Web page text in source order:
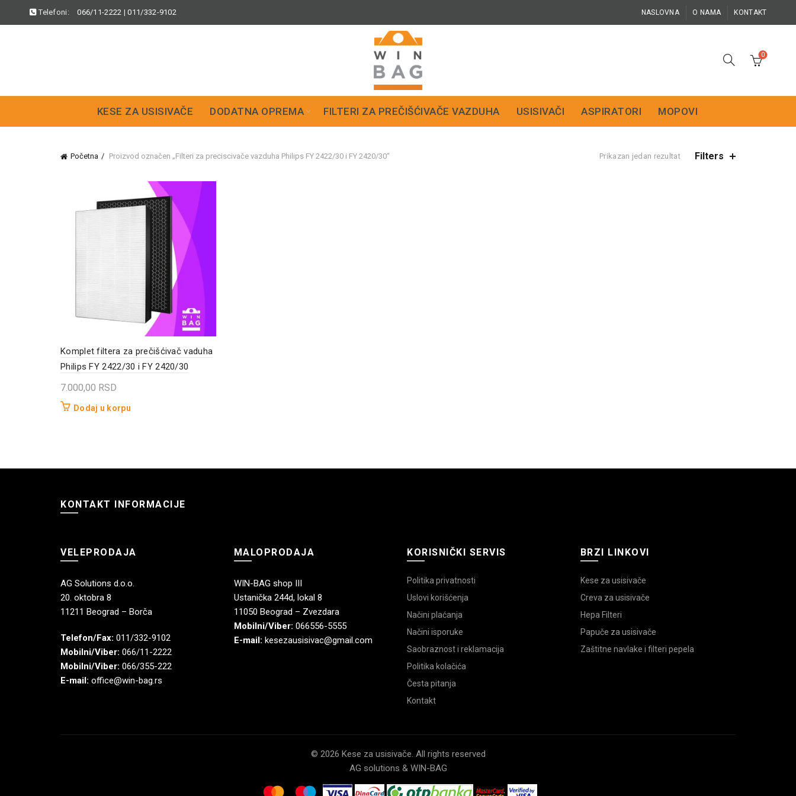
Telefoni: 066/11-2222 |011/332-9102 NASLOVNA O NAMA KONTAKT
0
KESE ZA USISIVAČE DODATNA OPREMA FILTERI ZA PREČIŠĆIVAČE VAZDUHA USISIVAČI ASPIRATORI MOPOVI
Početna Proizvod označen „Filteri za preciscivače vazduha Philips FY 2422/30 i FY 2420/30“ Prikazan jedan rezultat Filters
Komplet filtera za prečišćivač vaduha
Philips FY 2422/30 i FY 2420/30
7.000,00 RSD
Dodaj u korpu
KONTAKT INFORMACIJE
VELEPRODAJA
AG Solutions d.o.o.
20. oktobra 8
11211 Beograd – Borča
Telefon/Fax: 011/332-9102
Mobilni/Viber: 066/11-2222
Mobilni/Viber: 066/355-222
E-mail: office@win-bag.rs
MALOPRODAJA
WIN-BAG shop III
Ustanička 244d, lokal 8
11050 Beograd – Zvezdara
Mobilni/Viber: 066556-5555
E-mail: kesezausisivac@gmail.com
KORISNIČKI SERVIS
Politika privatnosti
Uslovi korišćenja
Načini plaćanja
Načini isporuke
Saobraznost i reklamacija
Politika kolačića
Česta pitanja
Kontakt
BRZI LINKOVI
Kese za usisivače
Creva za usisivače
Hepa Filteri
Papuče za usisivače
Zaštitne navlake i filteri pepela
© 2026 Kese za usisivače. All rights reserved
AG solutions & WIN-BAG